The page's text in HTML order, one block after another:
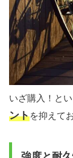
いざ購入！とい
ントを抑えて